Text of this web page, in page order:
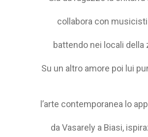
collabora con
battendo nei locali della
Su un altro amore poi lui
l’arte contemporanea lo
da Vasarely a Biasi,